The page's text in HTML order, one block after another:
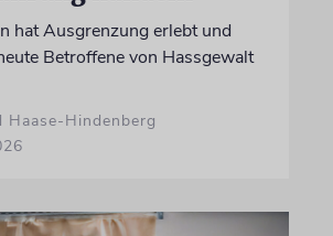
hat Ausgrenzung erlebt und
Betroffene von Hassgewalt
Haase-Hindenberg